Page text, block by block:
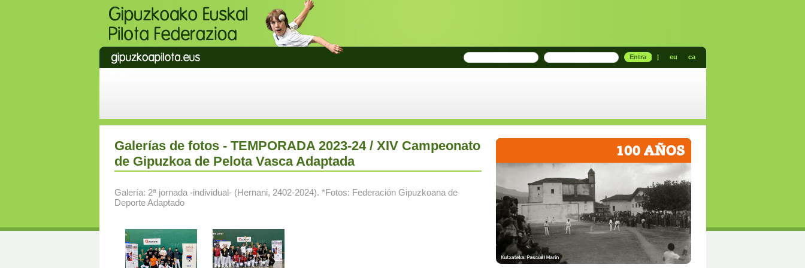
Entra | eu ca
Galerías de fotos - TEMPORADA 2023-24 / XIV Campeonato
de Gipuzkoa de Pelota Vasca Adaptada
Galería: 2ª jornada -individual- (Hernani, 2402-2024). *Fotos: Federación Gipuzkoana de
Deporte Adaptado